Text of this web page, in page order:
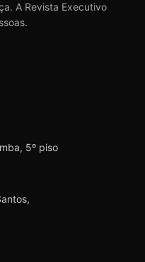
A Revista Executivo
5º piso